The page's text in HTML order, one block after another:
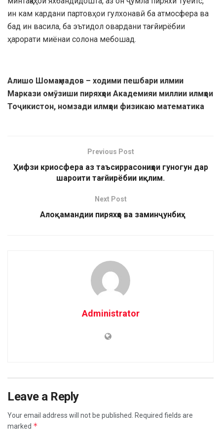
ин кам кардани партовҳои гулхонавӣ ба атмосфера ва
бад ин васила, ба эътидол овардани тағйирёбии
ҳарорати миёнаи солона мебошад.
Алишо Шомаҳмадов – ходими пешбари илмии
Маркази омӯзиши пиряхҳои Академияи миллии илмҳои
Тоҷикистон, номзади илмҳои физикаю математика
Previous Post
Ҳифзи криосфера аз таъсиррасониҳои гуногун дар
шароити тағйирёбии иқлим.
Next Post
Алоқамандии пиряхҳо ва заминҷунбиҳ
Administrator
Leave a Reply
Your email address will not be published.
Required fields are
marked *